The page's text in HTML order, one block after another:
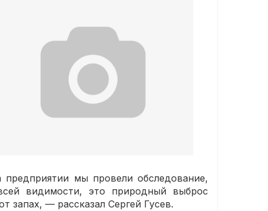
предприятии мы провели обследование,
видимости, это природный выброс
запах, — рассказал Сергей Гусев.